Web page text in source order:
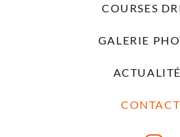
COURSES
GALERIE
CONTACT